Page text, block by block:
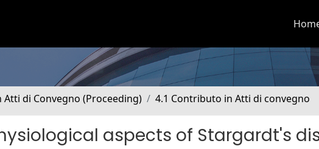
di Convegno (Proceeding) 4.1 Contributo in Atti di convegno
aspects of Stargardt's